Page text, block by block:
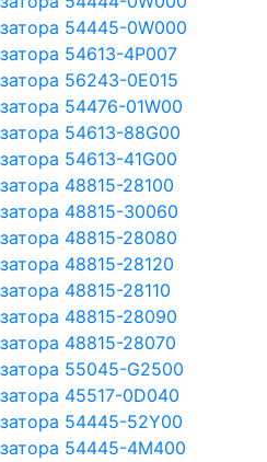
54445-0W000
54613-4P007
56243-0E015
54476-01W00
54613-88G00
54613-41G00
48815-28100
48815-30060
48815-28080
48815-28120
48815-28110
48815-28090
48815-28070
55045-G2500
45517-0D040
54445-52Y00
54445-4M400